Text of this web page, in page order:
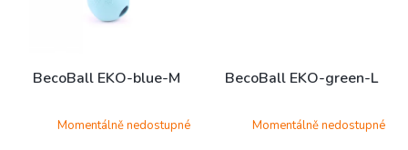
BecoBall EKO-blue-M
Momentálně nedostupné
BecoBall EKO-green-L
Momentálně nedostupné